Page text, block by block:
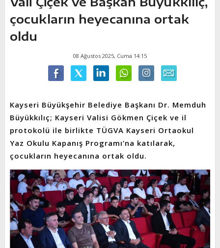
çocukların heyecanına ortak
oldu
08 Ağustos 2025, Cuma 14:15
Kayseri Büyükşehir Belediye Başkanı Dr. Memduh
Büyükkılıç; Kayseri Valisi Gökmen Çiçek ve il
protokolü ile birlikte TÜGVA Kayseri Ortaokul
Yaz Okulu Kapanış Programı’na katılarak,
çocukların heyecanına ortak oldu.